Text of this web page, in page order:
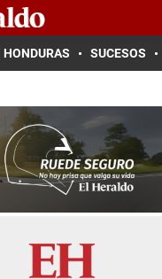
HONDURAS SUCESOS